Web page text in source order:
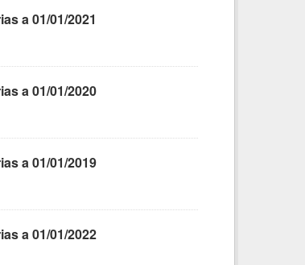
a 01/01/2021
a 01/01/2020
a 01/01/2019
a 01/01/2022